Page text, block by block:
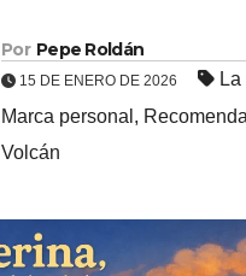
Por Pepe Roldán
15 DE ENERO DE 2026
Marca personal ,
Volcán